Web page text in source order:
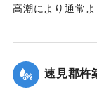
高潮により通常
約700メートル国
に流された。
速見郡杵